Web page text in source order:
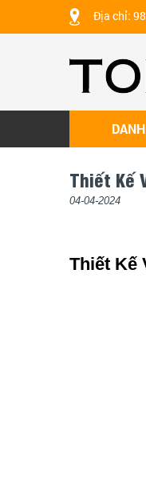
Địa chỉ:
Thiết Kế
04-04-2024
Thiết Kế